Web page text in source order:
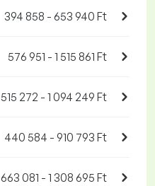
394 858 - 653 940 Ft
576 951 - 1 515 861 Ft
515 272 - 1 094 249 Ft
440 584 - 910 793 Ft
663 081 - 1 308 695 Ft